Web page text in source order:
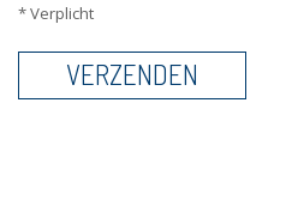
* Verplicht
VERZENDEN